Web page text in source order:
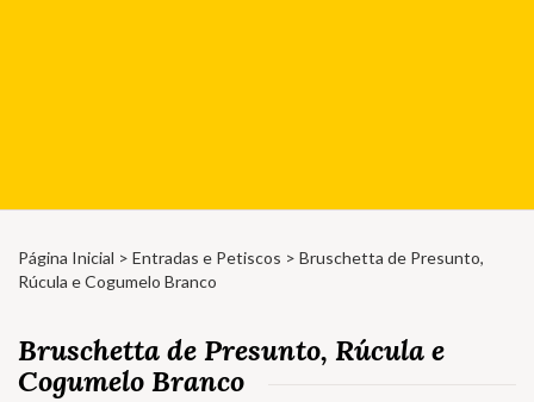
Página Inicial > Entradas e Petiscos > Bruschetta de Presunto,
Rúcula e Cogumelo Branco
Bruschetta de Presunto, Rúcula e
Cogumelo Branco